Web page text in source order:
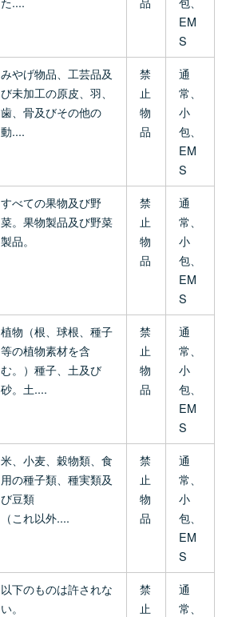
EM
S
みやげ物品、工芸品及
び未加工の原皮、羽、
歯、骨及びその他の
動....
禁
止
物
品
通
常、
小
包、
EM
S
すべての果物及び野
菜。果物製品及び野菜
製品。
禁
止
物
品
通
常、
小
包、
EM
S
植物（根、球根、種子
等の植物素材を含
む。）種子、土及び
砂。土....
禁
止
物
品
通
常、
小
包、
EM
S
米、小麦、穀物類、食
用の種子類、種実類及
び豆類
（これ以外....
禁
止
物
品
通
常、
小
包、
EM
S
以下のものは許されな
い。
禁
止
通
常、